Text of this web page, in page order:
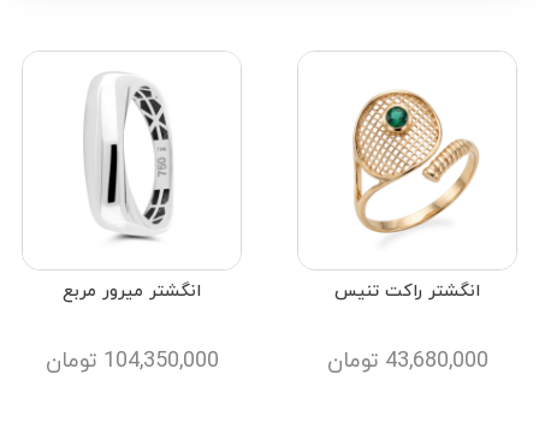
انگشتر راکت تنیس
43,680,000 تومان
انگشتر میرور مربع
104,350,000 تومان